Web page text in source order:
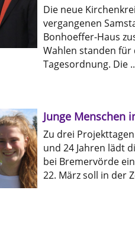
Die neue
vergangenen
Bonhoeffer-Haus
Wahlen standen
Tagesordnung. Die
Junge Menschen
Zu drei
und 24 Jahren lädt
bei Bremervörde
22. März soll in der